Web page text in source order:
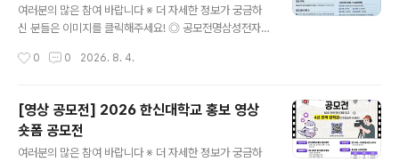
~ 11. 27. 발표 자료 제출○ 2026. 12.02. 2차 심사○ 2
026. 12월 중 시상식 진..
여러분의 많은 참여 바랍니다 ※ 더 자세한 정보가 궁금하
신 분들은 이미지를 클릭해주세요! ◎ 공모전명삼성전자
Contest 삼성전자 AI 기반 주거 공간 디자인 공모전 ◎
인사업자 소속) ◎ 공모주제Space for AI, Design for
Life(AI 가전을 품은 주거 공간 디자인) ◎ 공모 분야(택1)
1. AI키친: 냉장고, 후드일체형 인덕션, AI 스팀, 식기세척
기 등 주방 설계2. AI리빙 : TV, 시스템에어컨, 공기청정기
0 0 2026. 8. 4.
[영상 공모전] 2026 한신대학교 홍보 영상
숏폼 공모전
여러분의 많은 참여 바랍니다 ※ 더 자세한 정보가 궁금하